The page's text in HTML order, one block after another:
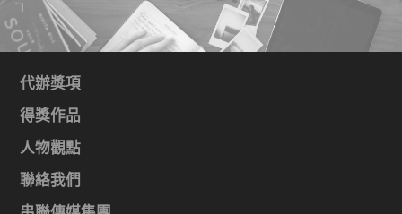
代辦獎項
得獎作品
人物觀點
聯絡我們